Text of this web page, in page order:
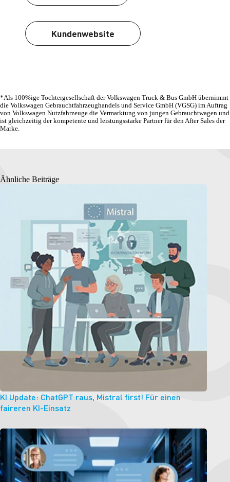
Kundenwebsite
*Als 100%ige Tochtergesellschaft der Volkswagen Truck & Bus GmbH übernimmt
die Volkswagen Gebrauchtfahrzeughandels und Service GmbH (VGSG) im Auftrag
von Volkswagen Nutzfahrzeuge die Vermarktung von jungen Gebrauchtwagen und
ist gleichzeitig der kompetente und leistungsstarke Partner für den After Sales der
Marke.
Ähnliche Beiträge
KI Update: ChatGPT raus, Mistral first! Für einen
faireren KI-Einsatz